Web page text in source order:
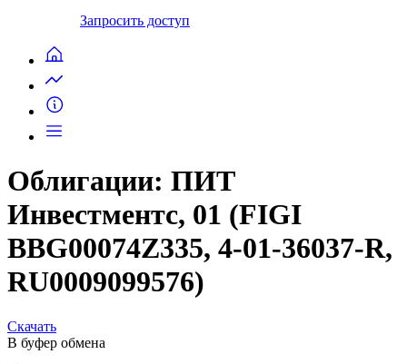
Запросить доступ
Облигации: ПИТ
Инвестментс, 01 (FIGI
BBG00074Z335, 4-01-36037-R,
RU0009099576)
Скачать
В буфер обмена